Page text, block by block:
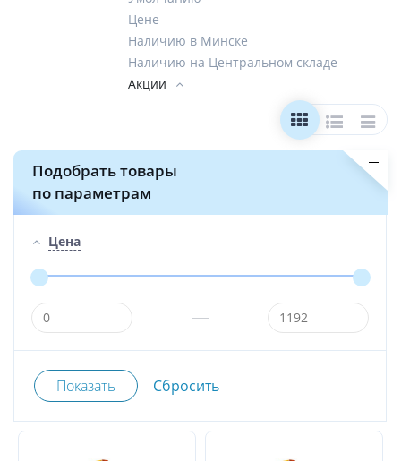
Цене
Наличию в Минске
Наличию на Центральном складе
Акции
Подобрать товары
по параметрам
Цена